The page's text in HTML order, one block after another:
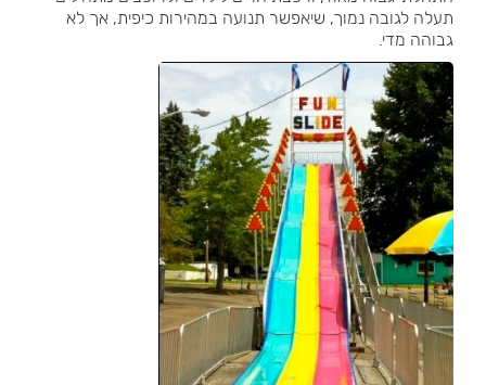
תעלה לגובה נמוך, שיאפשר תנועה במהירות כיפית, אך לא
גבוהה מדי.